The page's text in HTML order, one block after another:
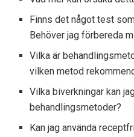
Finns det något test
Behöver jag förbereda
Vilka är
vilken metod
Vilka biverkningar kan
behandlingsmetoder?
Kan jag använda